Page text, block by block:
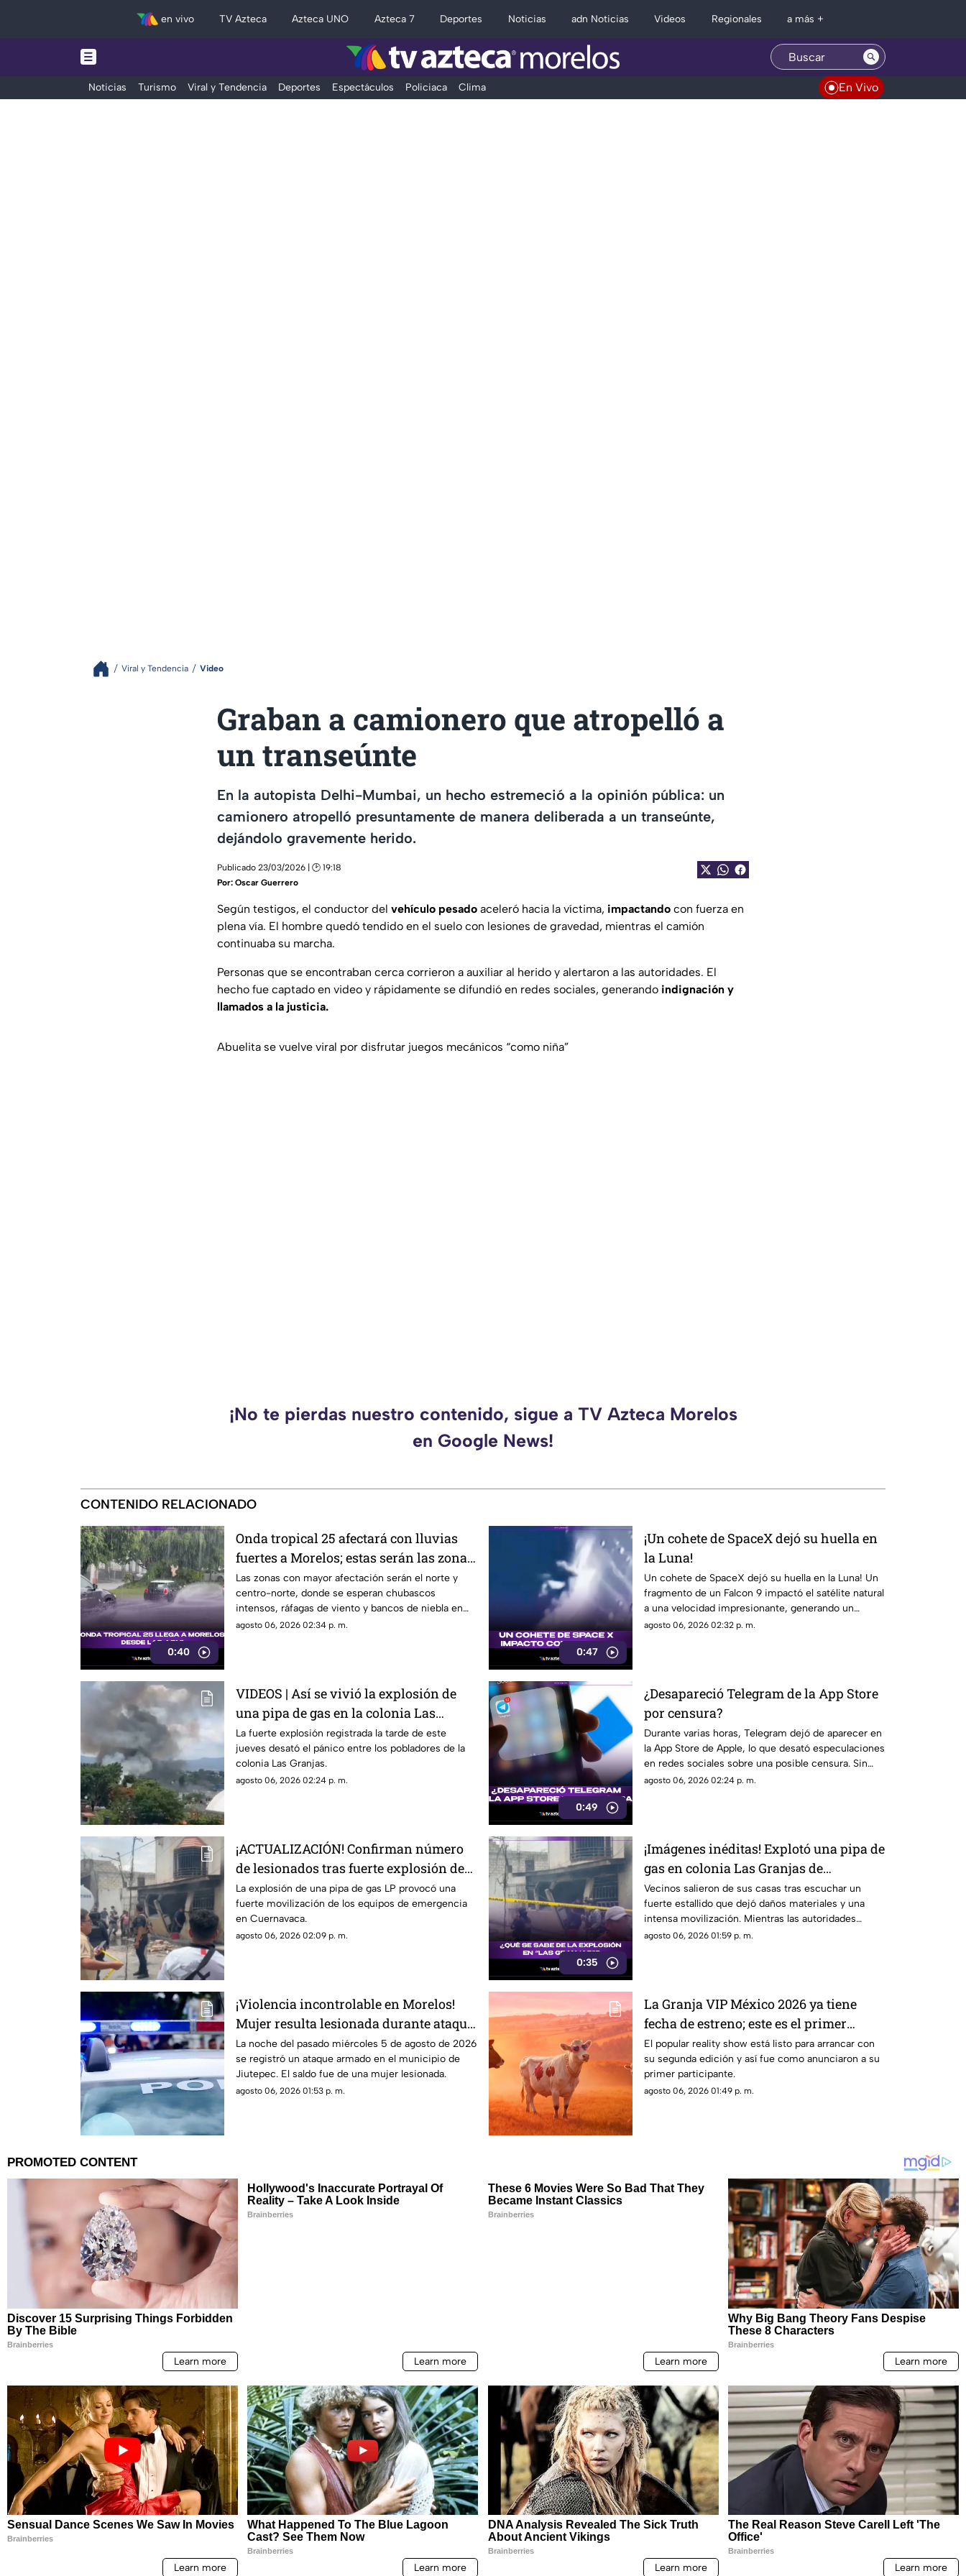
en vivo TV Azteca Azteca UNO Azteca 7 Deportes Noticias adn Noticias Videos Regionales a más +
Noticias Turismo Viral y Tendencia Deportes Espectáculos Policiaca Clima En Vivo
Viral y Tendencia Video
Graban a camionero que atropelló a
un transeúnte
En la autopista Delhi-Mumbai, un hecho estremeció a la opinión pública: un
camionero atropelló presuntamente de manera deliberada a un transeúnte,
dejándolo gravemente herido.
Publicado 23/03/2026 | 🕑 19:18
Por: Oscar Guerrero
Según testigos, el conductor del vehículo pesado aceleró hacia la víctima, impactando con fuerza en
plena vía. El hombre quedó tendido en el suelo con lesiones de gravedad, mientras el camión
continuaba su marcha.
Personas que se encontraban cerca corrieron a auxiliar al herido y alertaron a las autoridades. El
hecho fue captado en video y rápidamente se difundió en redes sociales, generando indignación y
llamados a la justicia.
Abuelita se vuelve viral por disfrutar juegos mecánicos “como niña”
¡No te pierdas nuestro contenido, sigue a TV Azteca Morelos
en Google News!
CONTENIDO RELACIONADO
0:40
Onda tropical 25 afectará con lluvias
fuertes a Morelos; estas serán las zonas
y horas exactas
Las zonas con mayor afectación serán el norte y
centro-norte, donde se esperan chubascos
intensos, ráfagas de viento y bancos de niebla en
áreas montañosas. En el sur y sureste habrá
agosto 06, 2026 02:34 p. m.
0:47
¡Un cohete de SpaceX dejó su huella en
la Luna!
Un cohete de SpaceX dejó su huella en la Luna! Un
fragmento de un Falcon 9 impactó el satélite natural
a una velocidad impresionante, generando un
enorme cráter.
agosto 06, 2026 02:32 p. m.
VIDEOS | Así se vivió la explosión de
una pipa de gas en la colonia Las
Granjas, Cuernavaca
La fuerte explosión registrada la tarde de este
jueves desató el pánico entre los pobladores de la
colonia Las Granjas.
agosto 06, 2026 02:24 p. m.
0:49
¿Desapareció Telegram de la App Store
por censura?
Durante varias horas, Telegram dejó de aparecer en
la App Store de Apple, lo que desató especulaciones
en redes sociales sobre una posible censura. Sin
embargo, Pavel Durov, fundador de la aplicación,
agosto 06, 2026 02:24 p. m.
¡ACTUALIZACIÓN! Confirman número
de lesionados tras fuerte explosión de
pipa de gas en colonia Las Granjas
La explosión de una pipa de gas LP provocó una
fuerte movilización de los equipos de emergencia
en Cuernavaca.
agosto 06, 2026 02:09 p. m.
0:35
¡Imágenes inéditas! Explotó una pipa de
gas en colonia Las Granjas de
Cuernavaca
Vecinos salieron de sus casas tras escuchar un
fuerte estallido que dejó daños materiales y una
intensa movilización. Mientras las autoridades
investigan qué provocó la explosión, estas son las
agosto 06, 2026 01:59 p. m.
¡Violencia incontrolable en Morelos!
Mujer resulta lesionada durante ataque
armado en Jiutepec
La noche del pasado miércoles 5 de agosto de 2026
se registró un ataque armado en el municipio de
Jiutepec. El saldo fue de una mujer lesionada.
agosto 06, 2026 01:53 p. m.
La Granja VIP México 2026 ya tiene
fecha de estreno; este es el primer
participante confirmado
El popular reality show está listo para arrancar con
su segunda edición y así fue como anunciaron a su
primer participante.
agosto 06, 2026 01:49 p. m.